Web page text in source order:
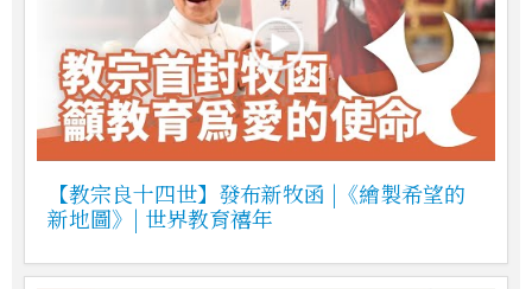
【教宗良十四世】發布新牧函 |《繪製希望的
新地圖》| 世界教育禧年